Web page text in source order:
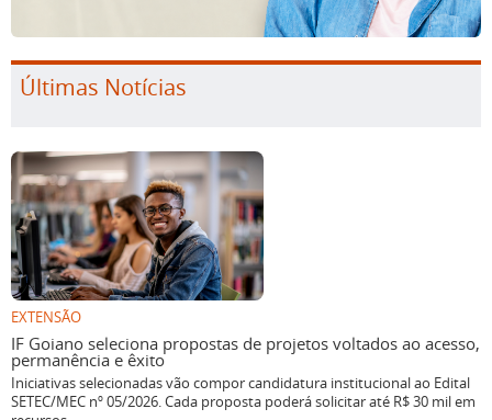
Últimas Notícias
EXTENSÃO
IF Goiano seleciona propostas de projetos voltados ao acesso,
permanência e êxito
Iniciativas selecionadas vão compor candidatura institucional ao Edital
SETEC/MEC nº 05/2026. Cada proposta poderá solicitar até R$ 30 mil em